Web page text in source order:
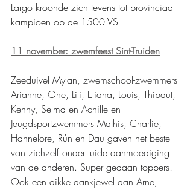
Largo kroonde zich tevens tot provinciaal
kampioen op de 1500 VS
11 november: zwemfeest Sint-Truiden
Zeeduivel Mylan, zwemschool-zwemmers
Arianne, One, Lili, Eliana, Louis, Thibaut,
Kenny, Selma en Achille en
Jeugdsportzwemmers Mathis, Charlie,
Hannelore, Rún en Dau gaven het beste
van zichzelf onder luide aanmoediging
van de anderen. Super gedaan toppers!
Ook een dikke dankjewel aan Arne,